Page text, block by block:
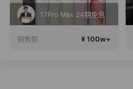
17Pro Max 24期免息
销售额 ¥ 100w+